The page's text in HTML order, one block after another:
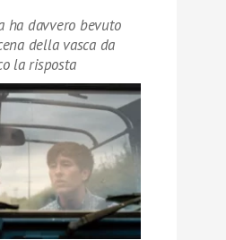
ha davvero bevuto
della vasca da
la risposta